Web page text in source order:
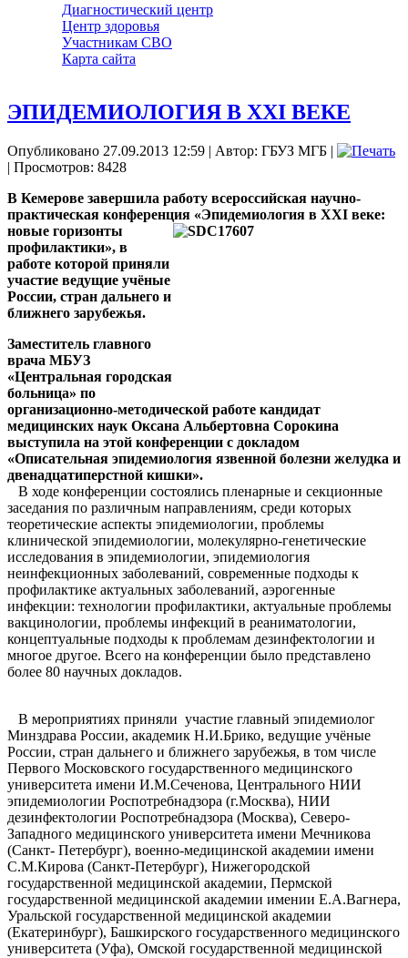
Диагностический центр
Центр здоровья
Участникам СВО
Карта сайта
ЭПИДЕМИОЛОГИЯ В ХХI ВЕКЕ
Опубликовано 27.09.2013 12:59 | Автор: ГБУЗ МГБ |
| Просмотров: 8428
В Кемерове завершила работу всероссийская научно-
практическая конференция «Эпидемиология в XXI веке:
новые горизонты
профилактики», в
работе которой приняли
участие ведущие учёные
России, стран дальнего и
ближнего зарубежья.
Заместитель главного
врача МБУЗ
«Центральная городская
больница» по
организационно-методической работе кандидат
медицинских наук Оксана Альбертовна Сорокина
выступила на этой конференции с докладом
«Описательная эпидемиология язвенной болезни желудка и
двенадцатиперстной кишки».
В ходе конференции состоялись пленарные и секционные
заседания по различным направлениям, среди которых
теоретические аспекты эпидемиологии, проблемы
клинической эпидемиологии, молекулярно-генетические
исследования в эпидемиологии, эпидемиология
неинфекционных заболеваний, современные подходы к
профилактике актуальных заболеваний, аэрогенные
инфекции: технологии профилактики, актуальные проблемы
вакцинологии, проблемы инфекций в реаниматологии,
концептуальные подходы к проблемам дезинфектологии и
многое другое. Всего на конференции было представлено
более 80 научных докладов.
В мероприятиях приняли участие главный эпидемиолог
Минздрава России, академик Н.И.Брико, ведущие учёные
России, стран дальнего и ближнего зарубежья, в том числе
Первого Московского государственного медицинского
университета имени И.М.Сеченова, Центрального НИИ
эпидемиологии Роспотребнадзора (г.Москва), НИИ
дезинфектологии Роспотребнадзора (Москва), Северо-
Западного медицинского университета имени Мечникова
(Санкт- Петербург), военно-медицинской академии имени
С.М.Кирова (Санкт-Петербург), Нижегородской
государственной медицинской академии, Пермской
государственной медицинской академии имении Е.А.Вагнера,
Уральской государственной медицинской академии
(Екатеринбург), Башкирского государственного медицинского
университета (Уфа), Омской государственной медицинской